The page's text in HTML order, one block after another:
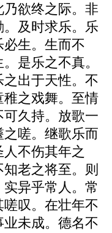
欲终之际。非
及时求乐。乐
生。生而不
是乐之不真。
出于天性。不
之戏舞。至情
久持。放歌一
嗟。继歌乐而
不伤其年之
老之将至。则
异乎常人。常
叹。在壮年不
未成。德名不